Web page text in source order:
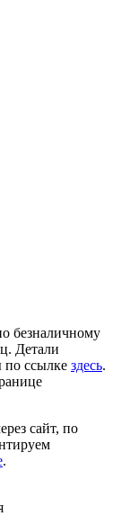
безналичному
Детали
по ссылке здесь.
сайт, по
.